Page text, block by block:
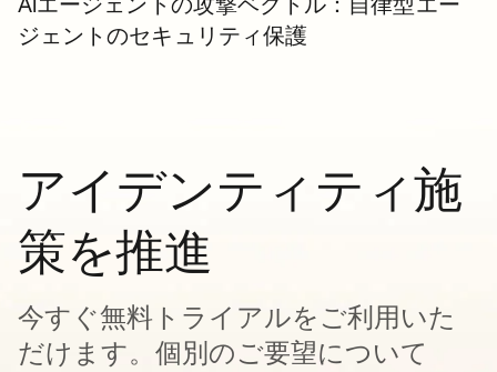
ジェントのセキュリティ保護
アイデンティティ施
策を推進
今すぐ無料トライアルをご利用いた
だけます。個別のご要望について